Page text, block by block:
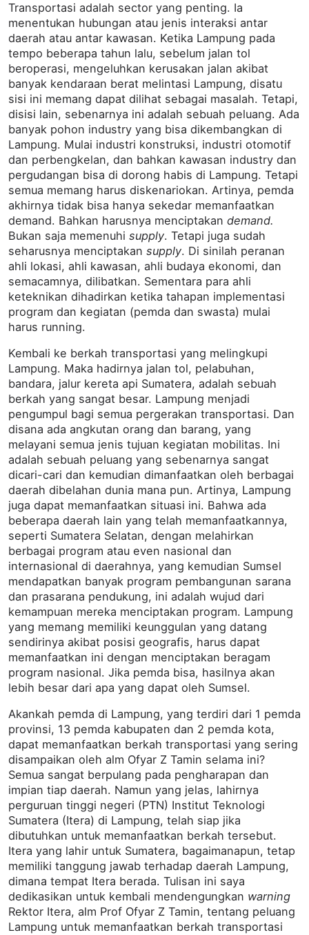
Transportasi adalah sector yang penting. Ia
menentukan hubungan atau jenis interaksi antar
daerah atau antar kawasan. Ketika Lampung pada
tempo beberapa tahun lalu, sebelum jalan tol
beroperasi, mengeluhkan kerusakan jalan akibat
banyak kendaraan berat melintasi Lampung, disatu
sisi ini memang dapat dilihat sebagai masalah. Tetapi,
disisi lain, sebenarnya ini adalah sebuah peluang. Ada
banyak pohon industry yang bisa dikembangkan di
Lampung. Mulai industri konstruksi, industri otomotif
dan perbengkelan, dan bahkan kawasan industry dan
pergudangan bisa di dorong habis di Lampung. Tetapi
semua memang harus diskenariokan. Artinya, pemda
akhirnya tidak bisa hanya sekedar memanfaatkan
demand. Bahkan harusnya menciptakan demand.
Bukan saja memenuhi supply. Tetapi juga sudah
seharusnya menciptakan supply. Di sinilah peranan
ahli lokasi, ahli kawasan, ahli budaya ekonomi, dan
semacamnya, dilibatkan. Sementara para ahli
keteknikan dihadirkan ketika tahapan implementasi
program dan kegiatan (pemda dan swasta) mulai
harus running.
Kembali ke berkah transportasi yang melingkupi
Lampung. Maka hadirnya jalan tol, pelabuhan,
bandara, jalur kereta api Sumatera, adalah sebuah
berkah yang sangat besar. Lampung menjadi
pengumpul bagi semua pergerakan transportasi. Dan
disana ada angkutan orang dan barang, yang
melayani semua jenis tujuan kegiatan mobilitas. Ini
adalah sebuah peluang yang sebenarnya sangat
dicari-cari dan kemudian dimanfaatkan oleh berbagai
daerah dibelahan dunia mana pun. Artinya, Lampung
juga dapat memanfaatkan situasi ini. Bahwa ada
beberapa daerah lain yang telah memanfaatkannya,
seperti Sumatera Selatan, dengan melahirkan
berbagai program atau even nasional dan
internasional di daerahnya, yang kemudian Sumsel
mendapatkan banyak program pembangunan sarana
dan prasarana pendukung, ini adalah wujud dari
kemampuan mereka menciptakan program. Lampung
yang memang memiliki keunggulan yang datang
sendirinya akibat posisi geografis, harus dapat
memanfaatkan ini dengan menciptakan beragam
program nasional. Jika pemda bisa, hasilnya akan
lebih besar dari apa yang dapat oleh Sumsel.
Akankah pemda di Lampung, yang terdiri dari 1 pemda
provinsi, 13 pemda kabupaten dan 2 pemda kota,
dapat memanfaatkan berkah transportasi yang sering
disampaikan oleh alm Ofyar Z Tamin selama ini?
Semua sangat berpulang pada pengharapan dan
impian tiap daerah. Namun yang jelas, lahirnya
perguruan tinggi negeri (PTN) Institut Teknologi
Sumatera (Itera) di Lampung, telah siap jika
dibutuhkan untuk memanfaatkan berkah tersebut.
Itera yang lahir untuk Sumatera, bagaimanapun, tetap
memiliki tanggung jawab terhadap daerah Lampung,
dimana tempat Itera berada. Tulisan ini saya
dedikasikan untuk kembali mendengungkan warning
Rektor Itera, alm Prof Ofyar Z Tamin, tentang peluang
Lampung untuk memanfaatkan berkah transportasi